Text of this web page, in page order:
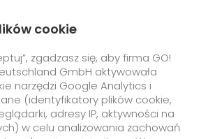
& Logistics
Poznań
cookie
zgadzasz się, aby firma GO!
GmbH aktywowała
narzędzi Google Analytics i
(identyfikatory plików cookie,
adresy IP, aktywności na
w celu analizowania zachowań